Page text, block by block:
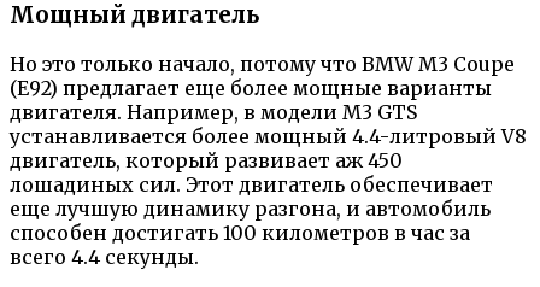
Мощный двигатель
Но это только начало, потому что BMW M3 Coupe
(E92) предлагает еще более мощные варианты
двигателя. Например, в модели M3 GTS
устанавливается более мощный 4.4-литровый V8
двигатель, который развивает аж 450
лошадиных сил. Этот двигатель обеспечивает
еще лучшую динамику разгона, и автомобиль
способен достигать 100 километров в час за
всего 4.4 секунды.